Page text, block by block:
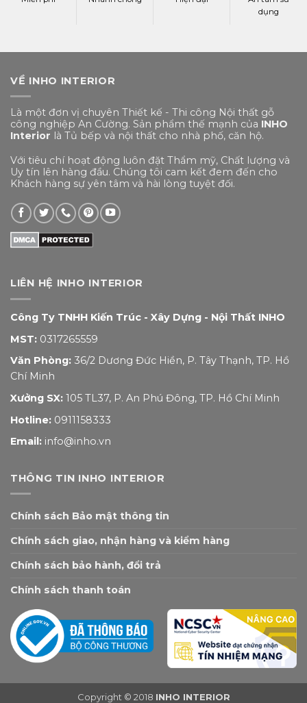
dụng
VỀ INHO INTERIOR
Là một đơn vị chuyên Thiết kế - Thi công Nội thất gỗ
công nghiệp An Cường. Sản phẩm thế mạnh của INHO
Interior là Tủ bếp và nội thất cho nhà phố, căn hộ.
Với tiêu chí hoạt động luôn đặt Thẩm mỹ, Chất lượng và
Uy tín lên hàng đầu. Chúng tôi cam kết đem đến cho
Khách hàng sự yên tâm và hài lòng tuyệt đối.
LIÊN HỆ INHO INTERIOR
Công Ty TNHH Kiến Trúc - Xây Dựng - Nội Thất INHO
MST: 0317265559
Văn Phòng: 36/2 Dương Đức Hiền, P. Tây Thạnh, TP. Hồ
Chí Minh
Xưởng SX: 105 TL37, P. An Phú Đông, TP. Hồ Chí Minh
Hotline: 0911158333
Email: info@inho.vn
THÔNG TIN INHO INTERIOR
Chính sách Bảo mật thông tin
Chính sách giao, nhận hàng và kiểm hàng
Chính sách bảo hành, đổi trả
Chính sách thanh toán
Copyright © 2018 INHO INTERIOR